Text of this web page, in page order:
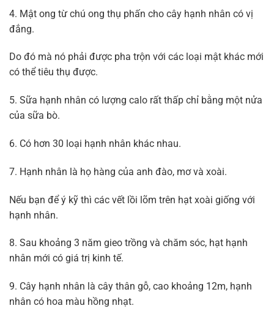
4. Mật ong từ chú ong thụ phấn cho cây hạnh nhân có vị
đắng.
Do đó mà nó phải được pha trộn với các loại mật khác mới
có thể tiêu thụ được.
5. Sữa hạnh nhân có lượng calo rất thấp chỉ bằng một nửa
của sữa bò.
6. Có hơn 30 loại hạnh nhân khác nhau.
7. Hạnh nhân là họ hàng của anh đào, mơ và xoài.
Nếu bạn để ý kỹ thì các vết lồi lõm trên hạt xoài giống với
hạnh nhân.
8. Sau khoảng 3 năm gieo trồng và chăm sóc, hạt hạnh
nhân mới có giá trị kinh tế.
9. Cây hạnh nhân là cây thân gỗ, cao khoảng 12m, hạnh
nhân có hoa màu hồng nhạt.